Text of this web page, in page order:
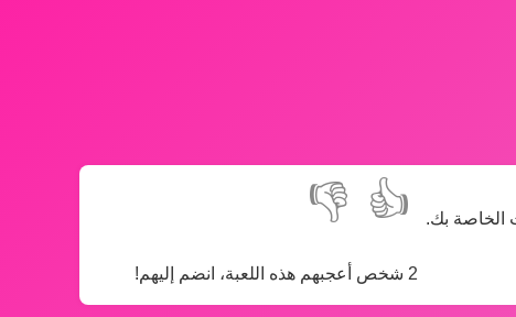
👍
👎
2 شخص أعجبهم هذه اللعبة، انضم إليهم!
الخاصة بك.